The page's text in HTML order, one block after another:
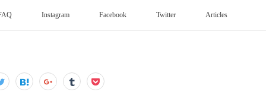
Instagram Facebook Twitter Articles